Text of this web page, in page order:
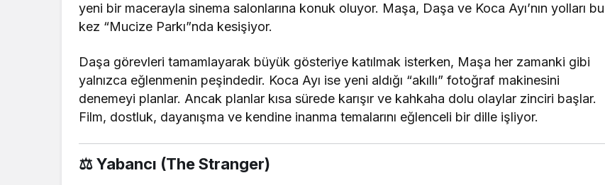
yeni bir macerayla sinema salonlarına konuk oluyor. Maşa, Daşa ve Koca Ayı’nın yolları bu
kez “Mucize Parkı”nda kesişiyor.
Daşa görevleri tamamlayarak büyük gösteriye katılmak isterken, Maşa her zamanki gibi
yalnızca eğlenmenin peşindedir. Koca Ayı ise yeni aldığı “akıllı” fotoğraf makinesini
denemeyi planlar. Ancak planlar kısa sürede karışır ve kahkaha dolu olaylar zinciri başlar.
Film, dostluk, dayanışma ve kendine inanma temalarını eğlenceli bir dille işliyor.
⚖️ Yabancı (The Stranger)